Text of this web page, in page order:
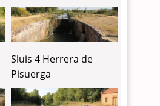
Sluis 4 Herrera de
Pisuerga